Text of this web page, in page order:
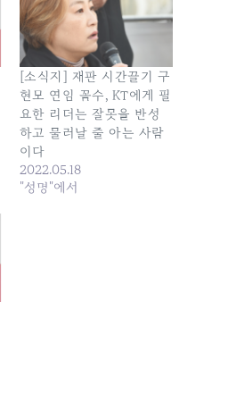
[소식지] 재판 시간끌기 구
현모 연임 꼼수, KT에게 필
요한 리더는 잘못을 반성
하고 물러날 줄 아는 사람
이다
2022.05.18
"성명"에서